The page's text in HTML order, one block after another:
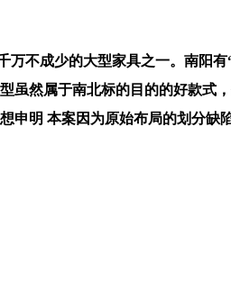
万不成少的大型家具之一。南阳
虽然属于南北标的目的的好款式
明 本案因为原始布局的划分缺